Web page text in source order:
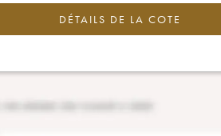
DÉTAILS DE LA COTE